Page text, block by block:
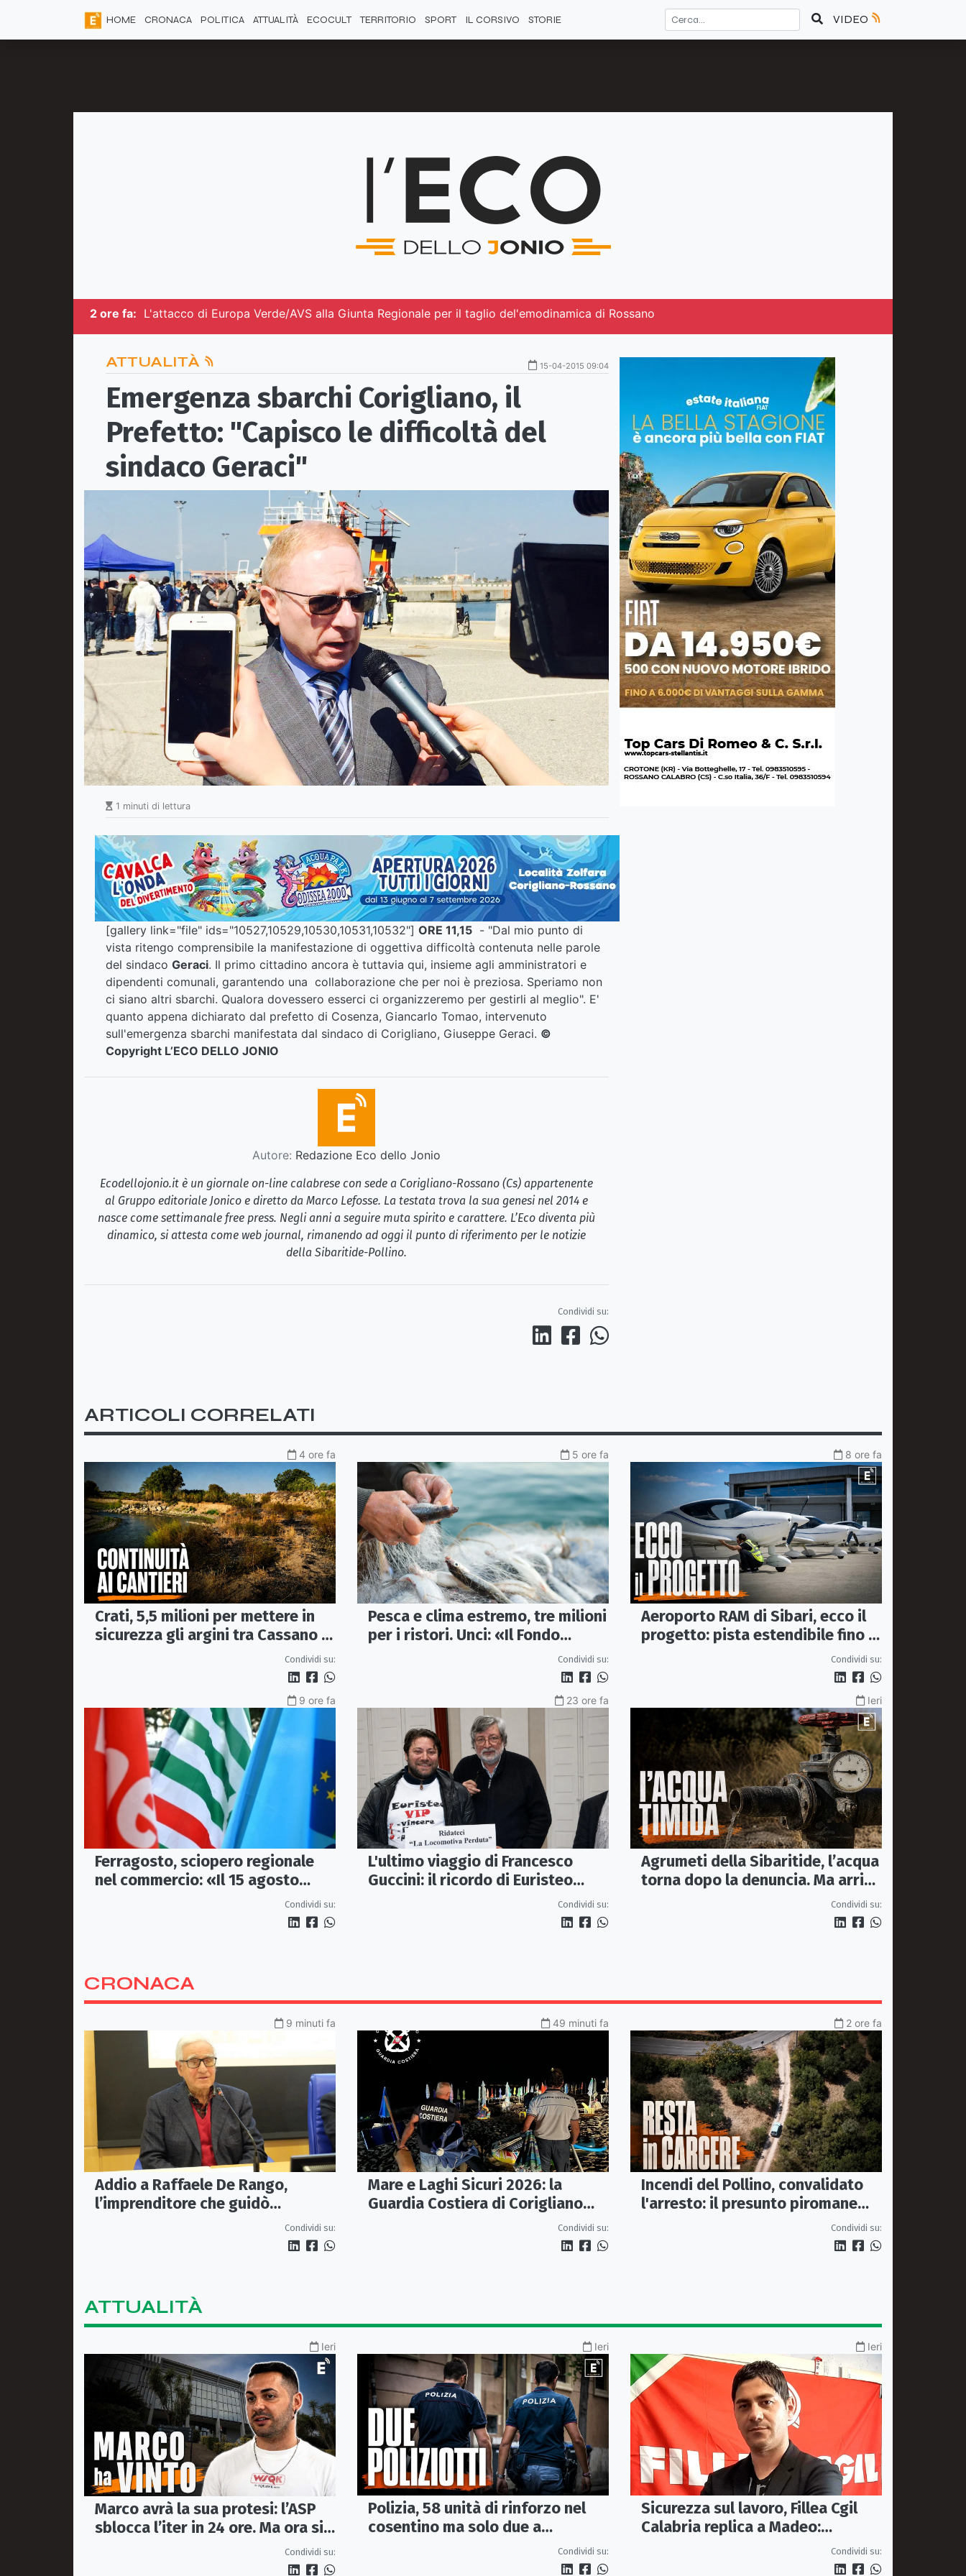
HOME CRONACA POLITICA ATTUALITÀ ECOCULT TERRITORIO SPORT IL CORSIVO STORIE VIDEO
2 ore fa: L'attacco di Europa Verde/AVS alla Giunta Regionale per il taglio del'emodinamica di Rossano
ATTUALITÀ 15-04-2015 09:04
Emergenza sbarchi Corigliano, il
Prefetto: "Capisco le difficoltà del
sindaco Geraci"
1 minuti di lettura
[gallery link="file" ids="10527,10529,10530,10531,10532"] ORE 11,15 - "Dal mio punto di
vista ritengo comprensibile la manifestazione di oggettiva difficoltà contenuta nelle parole
del sindaco Geraci. Il primo cittadino ancora è tuttavia qui, insieme agli amministratori e
dipendenti comunali, garantendo una collaborazione che per noi è preziosa. Speriamo non
ci siano altri sbarchi. Qualora dovessero esserci ci organizzeremo per gestirli al meglio". E'
quanto appena dichiarato dal prefetto di Cosenza, Giancarlo Tomao, intervenuto
sull'emergenza sbarchi manifestata dal sindaco di Corigliano, Giuseppe Geraci. ©
Copyright L’ECO DELLO JONIO
Autore: Redazione Eco dello Jonio
Ecodellojonio.it è un giornale on-line calabrese con sede a Corigliano-Rossano (Cs) appartenente
al Gruppo editoriale Jonico e diretto da Marco Lefosse. La testata trova la sua genesi nel 2014 e
nasce come settimanale free press. Negli anni a seguire muta spirito e carattere. L’Eco diventa più
dinamico, si attesta come web journal, rimanendo ad oggi il punto di riferimento per le notizie
della Sibaritide-Pollino.
Condividi su:
ARTICOLI CORRELATI
4 ore fa
Crati, 5,5 milioni per mettere in
sicurezza gli argini tra Cassano e
Condividi su:
5 ore fa
Pesca e clima estremo, tre milioni
per i ristori. Unci: «Il Fondo
Condividi su:
8 ore fa
Aeroporto RAM di Sibari, ecco il
progetto: pista estendibile fino a
2 km e trasporto passeggeriCondividi su:
9 ore fa
Ferragosto, sciopero regionale
nel commercio: «Il 15 agosto
Condividi su:
23 ore fa
L'ultimo viaggio di Francesco
Guccini: il ricordo di Euristeo
Condividi su:
Ieri
Agrumeti della Sibaritide, l’acqua
torna dopo la denuncia. Ma arriva
con un terzo della pressioneCondividi su:
CRONACA
9 minuti fa
Addio a Raffaele De Rango,
l’imprenditore che guidò
Condividi su:
49 minuti fa
Mare e Laghi Sicuri 2026: la
Guardia Costiera di Corigliano
controlla il litorale da RoccaCondividi su:
2 ore fa
Incendi del Pollino, convalidato
l'arresto: il presunto piromane
Condividi su:
ATTUALITÀ
Ieri
Marco avrà la sua protesi: l’ASP
sblocca l’iter in 24 ore. Ma ora si
apre il caso dell’Ufficio ausiliCondividi su:
Ieri
Polizia, 58 unità di rinforzo nel
cosentino ma solo due a
Corigliano-Rossano e due aCondividi su:
Ieri
Sicurezza sul lavoro, Fillea Cgil
Calabria replica a Madeo:
«Servono controlli, non incentivi
Condividi su: